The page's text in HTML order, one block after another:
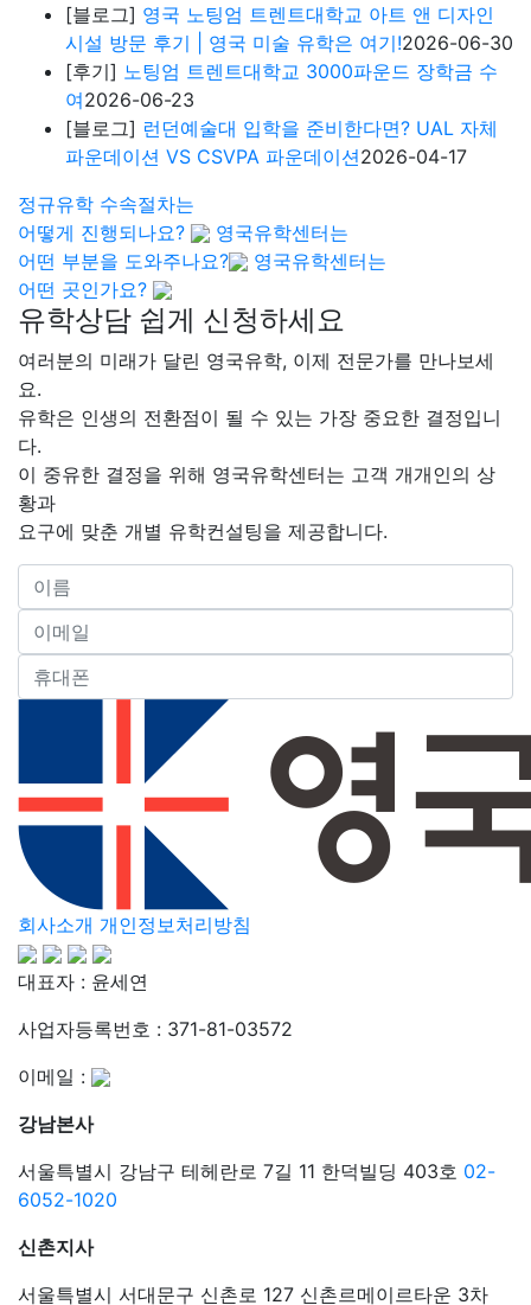
[블로그] 영국 노팅엄 트렌트대학교 아트 앤 디자인
시설 방문 후기 | 영국 미술 유학은 여기!2026-06-30
[후기] 노팅엄 트렌트대학교 3000파운드 장학금 수
여2026-06-23
[블로그] 런던예술대 입학을 준비한다면? UAL 자체
파운데이션 VS CSVPA 파운데이션2026-04-17
정규유학 수속절차는
어떻게 진행되나요?
영국유학센터는
어떤 부분을 도와주나요?
영국유학센터는
어떤 곳인가요?
유학상담 쉽게 신청하세요
여러분의 미래가 달린 영국유학, 이제 전문가를 만나보세
요.
유학은 인생의 전환점이 될 수 있는 가장 중요한 결정입니
다.
이 중유한 결정을 위해 영국유학센터는 고객 개개인의 상
황과
요구에 맞춘 개별 유학컨설팅을 제공합니다.
회사소개 개인정보처리방침
대표자 : 윤세연
사업자등록번호 : 371-81-03572
이메일 :
강남본사
서울특별시 강남구 테헤란로 7길 11 한덕빌딩 403호 02-
6052-1020
신촌지사
서울특별시 서대문구 신촌로 127 신촌르메이르타운 3차